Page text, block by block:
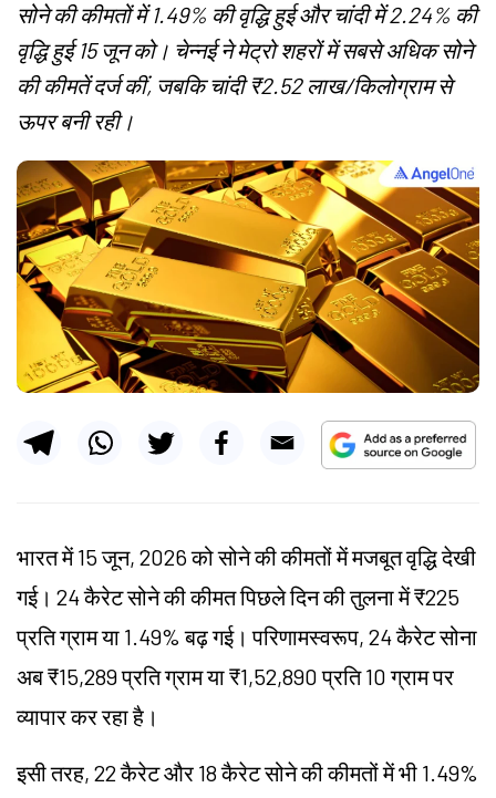
सोने की कीमतों में 1.49% की वृद्धि हुई और चांदी में 2.24% की
वृद्धि हुई 15 जून को। चेन्नई ने मेट्रो शहरों में सबसे अधिक सोने
की कीमतें दर्ज कीं, जबकि चांदी ₹2.52 लाख/किलोग्राम से
ऊपर बनी रही।
भारत में 15 जून, 2026 को सोने की कीमतों में मजबूत वृद्धि देखी
गई। 24 कैरेट सोने की कीमत पिछले दिन की तुलना में ₹225
प्रति ग्राम या 1.49% बढ़ गई। परिणामस्वरूप, 24 कैरेट सोना
अब ₹15,289 प्रति ग्राम या ₹1,52,890 प्रति 10 ग्राम पर
व्यापार कर रहा है।
इसी तरह, 22 कैरेट और 18 कैरेट सोने की कीमतों में भी 1.49%